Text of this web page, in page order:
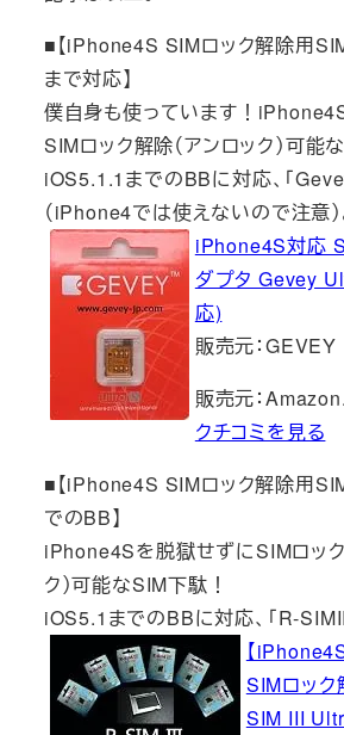
■【iPhone4S SIMロック解除用
まで対応】
僕自身も使っています！
SIMロック解除（アンロック）可能
iOS5.1.1までのBBに対応、「
（iPhone4では使えないので注意）
iPhone4S対応
ダプタ Gevey
応)
販売元：GEVEY
販売元：
クチコミを見る
■【iPhone4S SIMロック解除用
でのBB】
iPhone4Sを脱獄せずにSIMロック
ク）可能なSIM下駄！
iOS5.1までのBBに対応、「R-SIMIII
【
SIMロッ
SIM III